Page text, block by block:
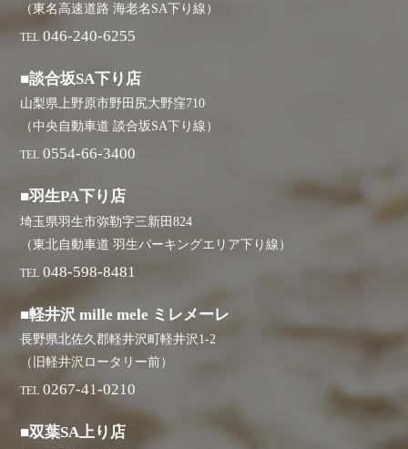
（東名高速道路 海老名SA下り線）
TEL 046-240-6255
■談合坂SA下り店
山梨県上野原市野田尻大野窪710
（中央自動車道 談合坂SA下り線）
TEL 0554-66-3400
■羽生PA下り店
埼玉県羽生市弥勒字三新田824
（東北自動車道 羽生パーキングエリア下り線）
TEL 048-598-8481
■軽井沢 mille mele ミレメーレ
長野県北佐久郡軽井沢町軽井沢1-2
（旧軽井沢ロータリー前）
TEL 0267-41-0210
■双葉SA上り店